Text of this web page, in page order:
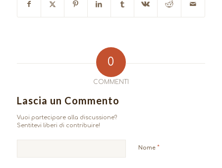
0
COMMENTI
Lascia un Commento
Vuoi partecipare alla discussione?
Sentitevi liberi di contribuire!
Nome *